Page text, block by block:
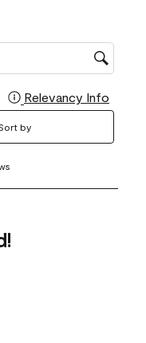
Relevancy Info
Sort by